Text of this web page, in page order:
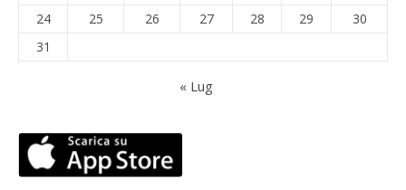
24
25 26 27 28 29
30
31
« Lug